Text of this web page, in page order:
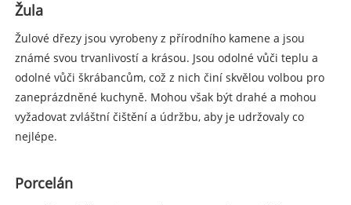
Žula
Žulové dřezy jsou vyrobeny z přírodního kamene a jsou
známé svou trvanlivostí a krásou. Jsou odolné vůči teplu a
odolné vůči škrábancům, což z nich činí skvělou volbou pro
zaneprázdněné kuchyně. Mohou však být drahé a mohou
vyžadovat zvláštní čištění a údržbu, aby je udržovaly co
nejlépe.
Porcelán